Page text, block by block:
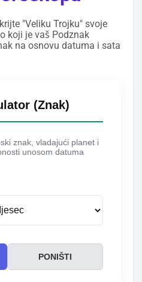
"Veliku Trojku" svoje
koji je vaš Podznak
na osnovu datuma i sata
(Znak)
znak, vladajući planet i
unosom datuma
PONIŠTI